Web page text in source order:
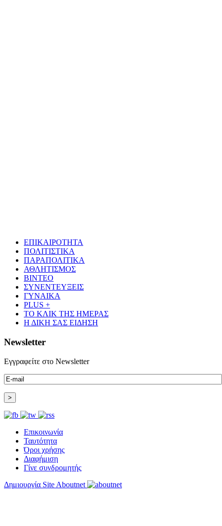
ΕΠΙΚΑΙΡΟΤΗΤΑ
ΠΟΛΙΤΙΣΤΙΚΑ
ΠΑΡΑΠΟΛΙΤΙΚΑ
ΑΘΛΗΤΙΣΜΟΣ
ΒΙΝΤΕΟ
ΣΥΝΕΝΤΕΥΞΕΙΣ
ΓΥΝΑΙΚΑ
PLUS +
ΤΟ ΚΛΙΚ ΤΗΣ ΗΜΕΡΑΣ
Η ΔΙΚΗ ΣΑΣ ΕΙΔΗΣΗ
Newsletter
Εγγραφείτε στο Newsletter
Επικοινωνία
Ταυτότητα
Όροι χρήσης
Διαφήμιση
Γίνε συνδρομητής
Δημιουργία Site Aboutnet